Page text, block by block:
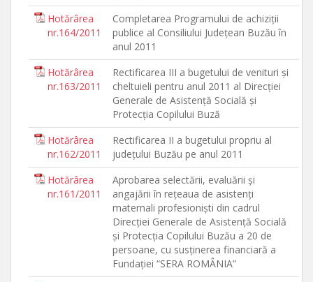
Hotărârea
nr.164/2011
Completarea Programului de achiziţii
publice al Consiliului Judeţean Buzău în
anul 2011
Hotărârea
nr.163/2011
Rectificarea III a bugetului de venituri şi
cheltuieli pentru anul 2011 al Direcţiei
Generale de Asistenţă Socială şi
Protecţia Copilului Buză
Hotărârea
nr.162/2011
Rectificarea II a bugetului propriu al
judeţului Buzău pe anul 2011
Hotărârea
nr.161/2011
Aprobarea selectării, evaluării şi
angajării în reţeaua de asistenţi
maternali profesionişti din cadrul
Direcţiei Generale de Asistenţă Socială
şi Protecţia Copilului Buzău a 20 de
persoane, cu susţinerea financiară a
Fundaţiei “SERA ROMÂNIA”